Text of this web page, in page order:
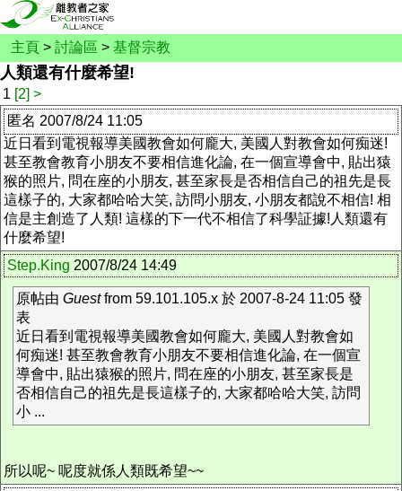
主頁 > 討論區 > 基督宗教
人類還有什麼希望!
1 [2] >
匿名 2007/8/24 11:05
近日看到電視報導美國教會如何龐大, 美國人對教會如何痴迷!
甚至教會教育小朋友不要相信進化論, 在一個宣導會中, 貼出猿
猴的照片, 問在座的小朋友, 甚至家長是否相信自己的祖先是長
這樣子的, 大家都哈哈大笑, 訪問小朋友, 小朋友都說不相信! 相
信是主創造了人類! 這樣的下一代不相信了科學証據!人類還有
什麼希望!
Step.King 2007/8/24 14:49
原帖由 Guestfrom 59.101.105.x 於 2007-8-24 11:05 發
表
近日看到電視報導美國教會如何龐大, 美國人對教會如
何痴迷! 甚至教會教育小朋友不要相信進化論, 在一個宣
導會中, 貼出猿猴的照片, 問在座的小朋友, 甚至家長是
否相信自己的祖先是長這樣子的, 大家都哈哈大笑, 訪問
小 ...
所以呢~ 呢度就係人類既希望~~